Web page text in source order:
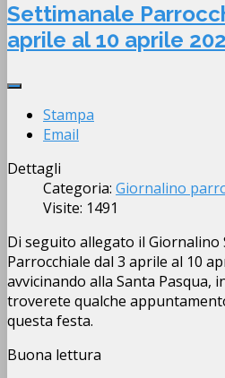
Settimanale
aprile al 10 aprile
Stampa
Email
Dettagli
Categoria: Giornalino
Visite: 1491
Di seguito allegato il Giornalino
Parrocchiale dal 3 aprile al 10
avvicinando alla Santa Pasqua,
troverete qualche
questa festa.
Buona lettura